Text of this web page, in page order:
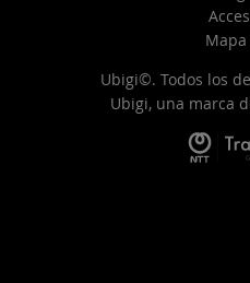
Ubigi©. Todos los
Ubigi, una marca